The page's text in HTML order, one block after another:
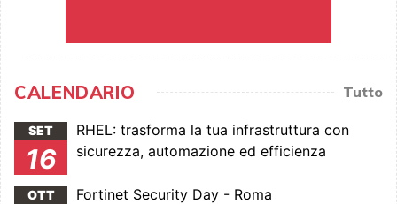
CALENDARIO Tutto
SET
16
RHEL: trasforma la tua infrastruttura con
sicurezza, automazione ed efficienza
OTT Fortinet Security Day - Roma